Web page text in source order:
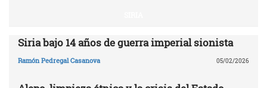
Siria bajo 14 años de guerra imperial sionista
Ramón Pedregal Casanova 05/02/2026